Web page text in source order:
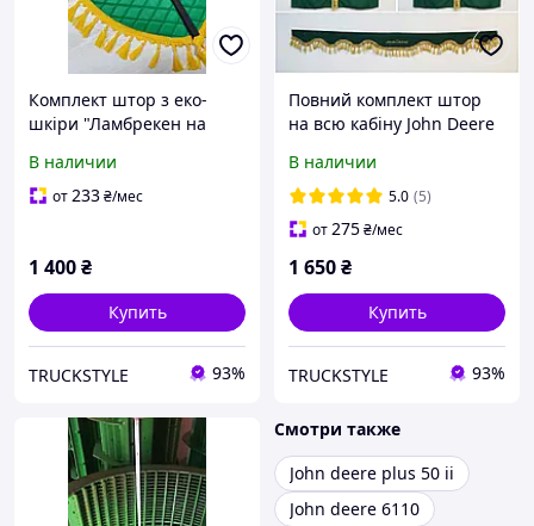
Комплект штор з еко-
шкіри "Ламбрекен на
Джон дырки
В наличии
от233₴/мес
1 400₴
Купить
TRUCKSTYLE 93%
Повний комплект штор
на всю кабіну John Deere
В наличии
5.0 (5)
от275₴/мес
1 650₴
Купить
TRUCKSTYLE 93%
Смотри также
John deere plus 50 ii
John deere 6110